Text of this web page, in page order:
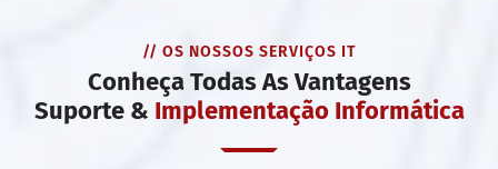
// OS NOSSOS SERVIÇOS IT
Conheça Todas As Vantagens
Suporte & Implementação Informática